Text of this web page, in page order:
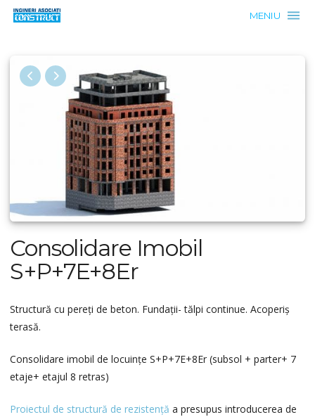
MENIU
Consolidare Imobil
S+P+7E+8Er
Structură cu pereți de beton. Fundații- tălpi continue. Acoperiș
terasă.
Consolidare imobil de locuințe S+P+7E+8Er (subsol + parter+ 7
etaje+ etajul 8 retras)
Proiectul de structură de rezistență a presupus introducerea de